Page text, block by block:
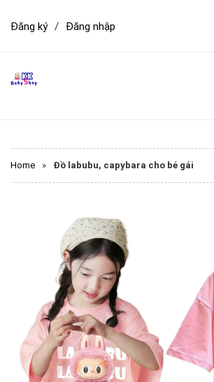
Đăng ký / Đăng nhập
Home » Đồ labubu, capybara cho bé gái